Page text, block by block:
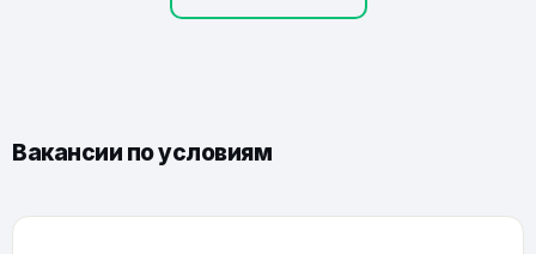
Вакансии по условиям